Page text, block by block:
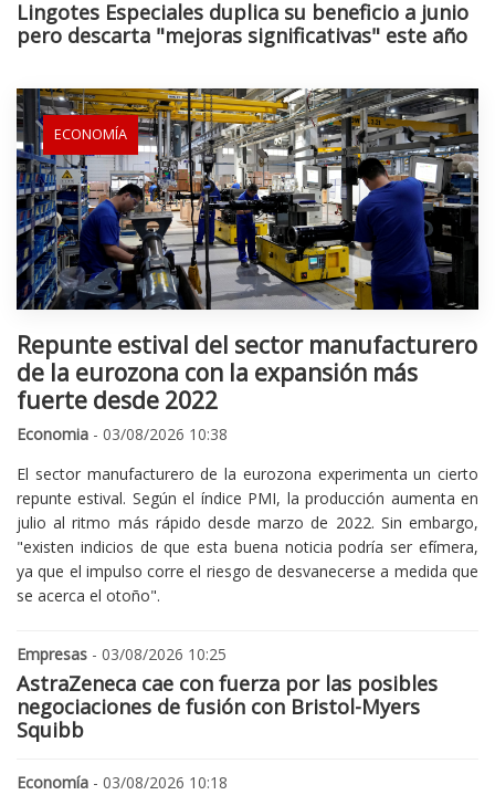
Lingotes Especiales duplica su beneficio a junio
pero descarta "mejoras significativas" este año
ECONOMÍA
Repunte estival del sector manufacturero
de la eurozona con la expansión más
fuerte desde 2022
Economia - 03/08/2026 10:38
El sector manufacturero de la eurozona experimenta un cierto
repunte estival. Según el índice PMI, la producción aumenta en
julio al ritmo más rápido desde marzo de 2022. Sin embargo,
"existen indicios de que esta buena noticia podría ser efímera,
ya que el impulso corre el riesgo de desvanecerse a medida que
se acerca el otoño".
Empresas - 03/08/2026 10:25
AstraZeneca cae con fuerza por las posibles
negociaciones de fusión con Bristol-Myers
Squibb
Economía - 03/08/2026 10:18